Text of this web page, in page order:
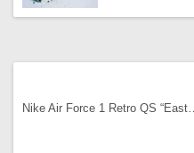
Nike Air Force 1 Retro QS “East…